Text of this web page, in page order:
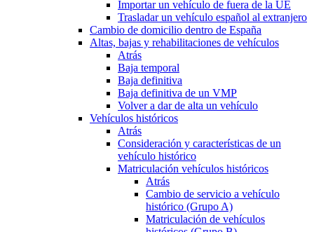
Importar un vehículo de fuera de la UE
Trasladar un vehículo español al extranjero
Cambio de domicilio dentro de España
Altas, bajas y rehabilitaciones de vehículos
Atrás
Baja temporal
Baja definitiva
Baja definitiva de un VMP
Volver a dar de alta un vehículo
Vehículos históricos
Atrás
Consideración y características de un
vehículo histórico
Matriculación vehículos históricos
Atrás
Cambio de servicio a vehículo
histórico (Grupo A)
Matriculación de vehículos